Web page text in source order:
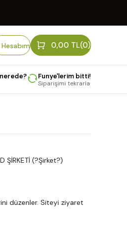
Hesabım 0,00 TL(0)
Funye'lerim bitti!
Siparişimi tekrarla
ŞİRKETİ (?Şirket?)
düzenler. Siteyi ziyaret